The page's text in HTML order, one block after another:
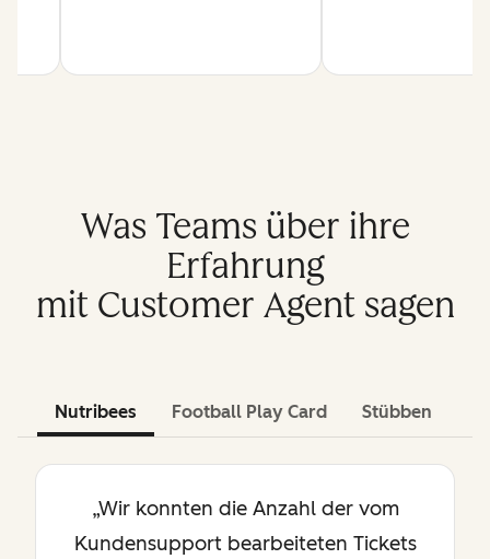
Was Teams über ihre
Erfahrung
mit Customer Agent sagen
Nutribees Football Play Card Stübben
„Wir konnten die Anzahl der vom
Kundensupport bearbeiteten Tickets